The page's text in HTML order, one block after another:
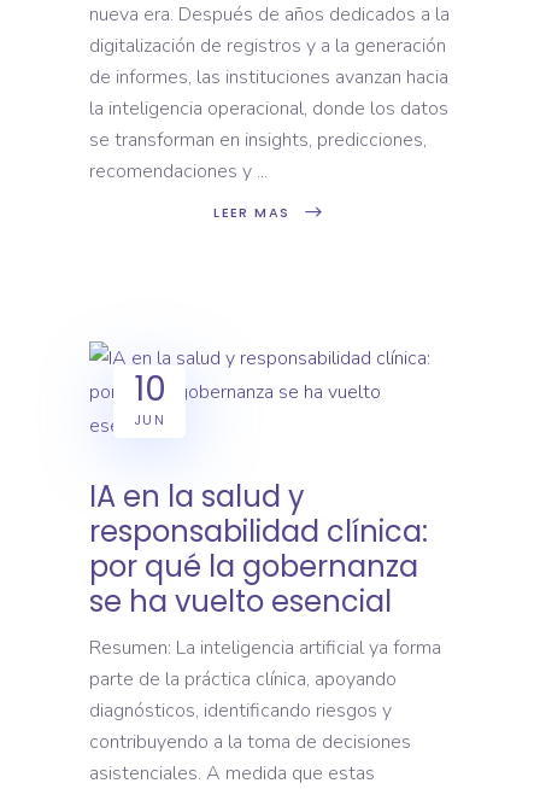
nueva era. Después de años dedicados a la
digitalización de registros y a la generación
de informes, las instituciones avanzan hacia
la inteligencia operacional, donde los datos
se transforman en insights, predicciones,
recomendaciones y
LEER MAS
10
JUN
IA en la salud y
responsabilidad clínica:
por qué la gobernanza
se ha vuelto esencial
Resumen: La inteligencia artificial ya forma
parte de la práctica clínica, apoyando
diagnósticos, identificando riesgos y
contribuyendo a la toma de decisiones
asistenciales. A medida que estas